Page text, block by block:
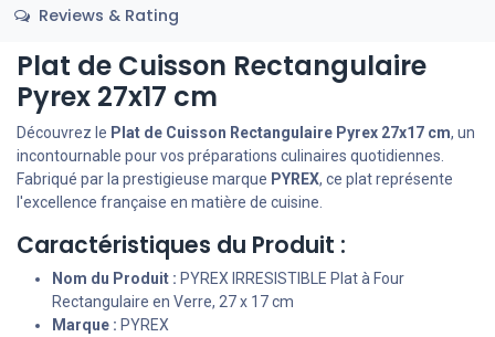
Reviews & Rating
Plat de Cuisson Rectangulaire
Pyrex 27x17 cm
Découvrez le Plat de Cuisson Rectangulaire Pyrex 27x17 cm, un
incontournable pour vos préparations culinaires quotidiennes.
Fabriqué par la prestigieuse marque PYREX, ce plat représente
l'excellence française en matière de cuisine.
Caractéristiques du Produit :
Nom du Produit : PYREX IRRESISTIBLE Plat à Four
Rectangulaire en Verre, 27 x 17 cm
Marque : PYREX